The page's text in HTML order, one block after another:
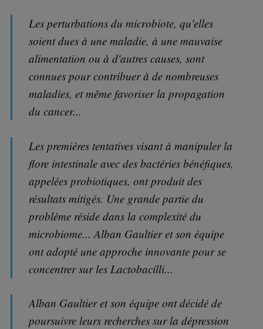
Les perturbations du microbiote, qu'elles
soient dues à une maladie, à une mauvaise
alimentation ou à d'autres causes, sont
connues pour contribuer à de nombreuses
maladies, et même favoriser la propagation
du cancer...
Les premières tentatives visant à manipuler la
flore intestinale avec des bactéries bénéfiques,
appelées probiotiques, ont produit des
résultats mitigés. Une grande partie du
problème réside dans la complexité du
microbiome... Alban Gaultier et son équipe
ont adopté une approche innovante pour se
concentrer sur les Lactobacilli...
Alban Gaultier et son équipe ont décidé de
poursuivre leurs recherches sur la dépression